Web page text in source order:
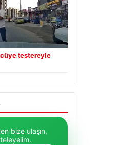
testereyle
bize ulaşın,